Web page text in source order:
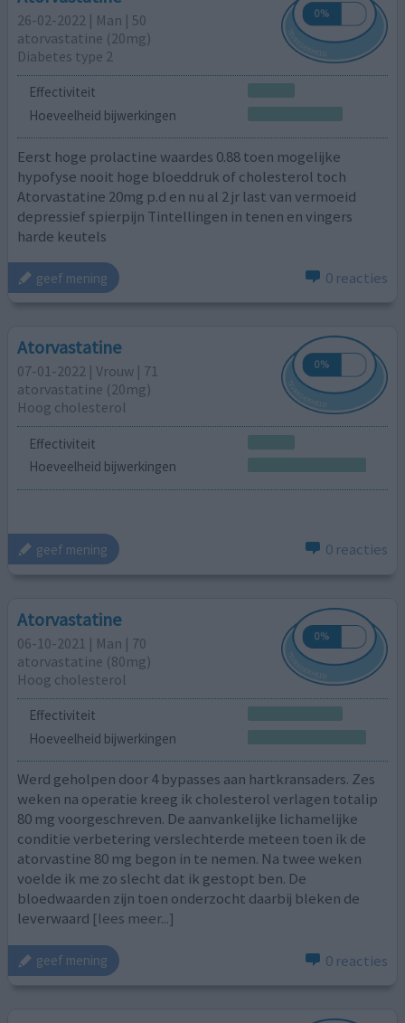
26-02-2022 | Man | 50
atorvastatine (20mg)
Diabetes type 2
Effectiviteit
Hoeveelheid bijwerkingen
Eerst hoge prolactine waardes 0.88 toen mogelijke
hypofyse nooit hoge bloeddruk of cholesterol toch
Atorvastatine 20mg p.d en nu al 2 jr last van vermoeid
depressief spierpijn Tintellingen in tenen en vingers
harde keutels
geef mening 0 reacties
Atorvastatine
07-01-2022 | Vrouw | 71
atorvastatine (20mg)
Hoog cholesterol
Effectiviteit
Hoeveelheid bijwerkingen
geef mening 0 reacties
Atorvastatine
06-10-2021 | Man | 70
atorvastatine (80mg)
Hoog cholesterol
Effectiviteit
Hoeveelheid bijwerkingen
Werd geholpen door 4 bypasses aan hartkransaders. Zes
weken na operatie kreeg ik cholesterol verlagen totalip
80 mg voorgeschreven. De aanvankelijke lichamelijke
conditie verbetering verslechterde meteen toen ik de
atorvastine 80 mg begon in te nemen. Na twee weken
voelde ik me zo slecht dat ik gestopt ben. De
bloedwaarden zijn toen onderzocht daarbij bleken de
leverwaard [lees meer...]
geef mening 0 reacties